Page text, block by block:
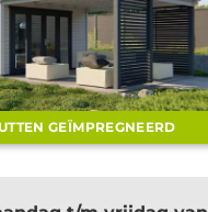
GEÏMPREGNEERD